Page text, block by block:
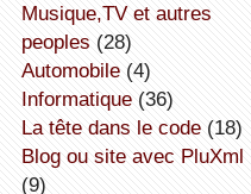
Musique,TV et autres
peoples (28)
Automobile(4)
informatique(36)
la tête dans le code(18)
Blog ou site avec PluXml
(9)